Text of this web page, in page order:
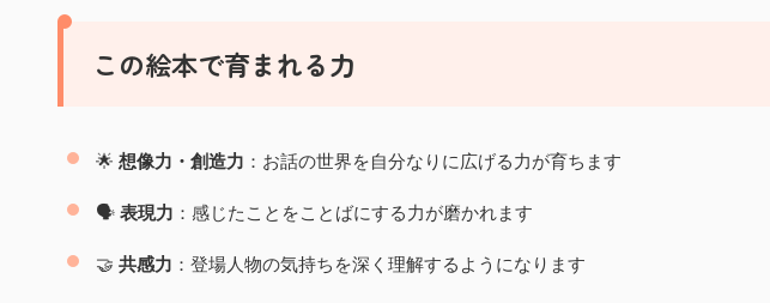
この絵本で育まれる力
🌟 想像力・創造力 ：お話の世界を自分なりに広げる力が育ちます
🗣️ 表現力 ：感じたことをことばにする力が磨かれます
🤝 共感力 ：登場人物の気持ちを深く理解するようになります